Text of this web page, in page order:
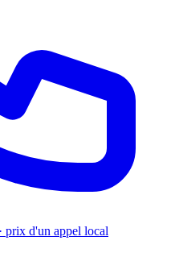
prix d'un appel local